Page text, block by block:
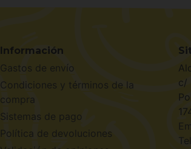
Información
Gastos de envío
Condiciones y términos de la
compra
Sistemas de pago
Política de devoluciones
c/